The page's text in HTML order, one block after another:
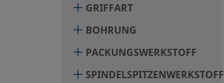
GRIFFART
BOHRUNG
PACKUNGSWERKSTOFF
SPINDELSPITZENWERKSTOFF